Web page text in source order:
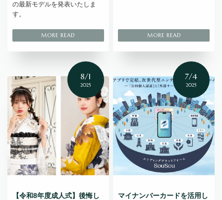
の最新モデルを発表いたしま
す。
8/1
2025
【令和8年度成人式】後悔し
7/4
2025
マイナンバーカードを活用し